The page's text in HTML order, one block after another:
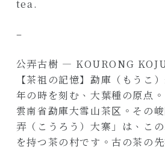
tea.
–
公弄古樹 — KOURONG
【茶祖の記憶】勐庫（もうこ
年の時を刻む、大葉種の原点。
雲南省勐庫大雪山茶区。その
弄（こうろう）大寨」は、こ
を持つ茶の村です。古の茶の